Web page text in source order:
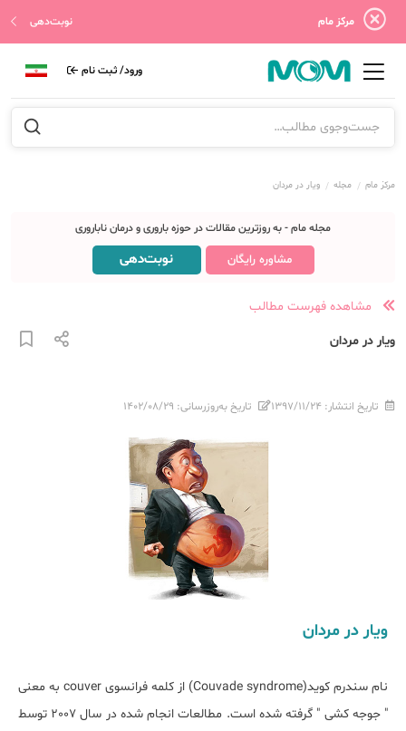
مرکز مام نوبت‌دهی
ورود/ ثبت نام
مرکز مام مجله ویار در مردان
مجله مام - به روزترین مقالات در حوزه باروری و درمان ناباروری
مشاوره رایگان نوبت‌دهی
مشاهده فهرست مطالب
ویار در مردان
تاریخ انتشار: ۱۳۹۷/۱۱/۲۴ تاریخ به‌روزرسانی: ۱۴۰۲/۰۸/۲۹
ویار در مردان
نام سندرم کوید(Couvade syndrome) از کلمه فرانسوی couver به معنی
" جوجه کشی " گرفته شده است. مطالعات انجام شده در سال 2007 توسط